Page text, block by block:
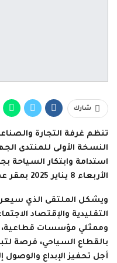
شارك
تنظم غرفة التجارة
النسخة الأولى للمنتدى
استدامة وابتكار
الأربعاء 8 يناير 2025 بمقر عمالة إقليم الصويرة.
ويشكل الملتقى الذي
التقليدية والإقتصاد
وممثلي مؤسسات قطاعية،
بالقطاع السياحي، فرصة
أجل تحفيز الإبداع